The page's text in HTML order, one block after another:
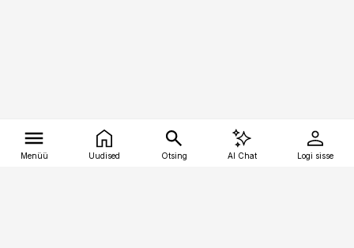
Menüü Uudised Otsing AI Chat Logi sisse